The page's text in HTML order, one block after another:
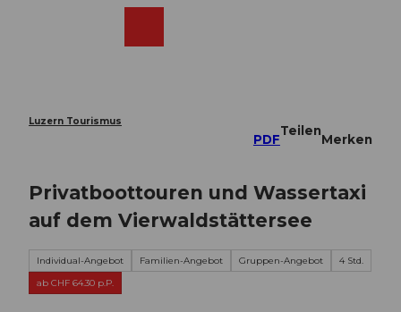
Luzern Tourismus
PDF
Teilen
Merken
Privatboottouren und Wassertaxi
auf dem Vierwaldstättersee
Individual-Angebot Familien-Angebot Gruppen-Angebot
4 Std.
ab CHF 64.30 p.P.